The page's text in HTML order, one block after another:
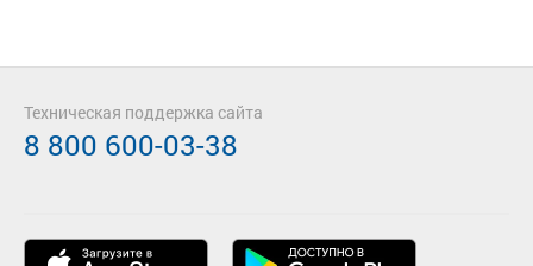
Техническая поддержка сайта
8 800 600-03-38